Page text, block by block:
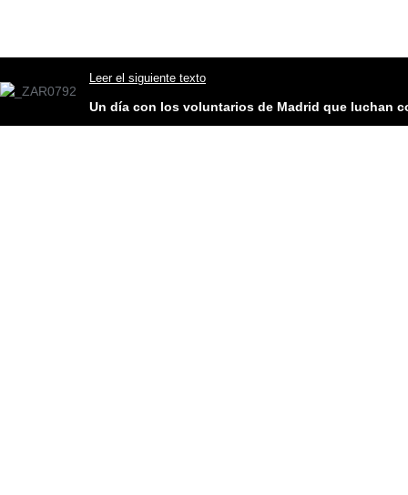
Leer el siguiente texto
Un día con los voluntarios de Madrid que luchan